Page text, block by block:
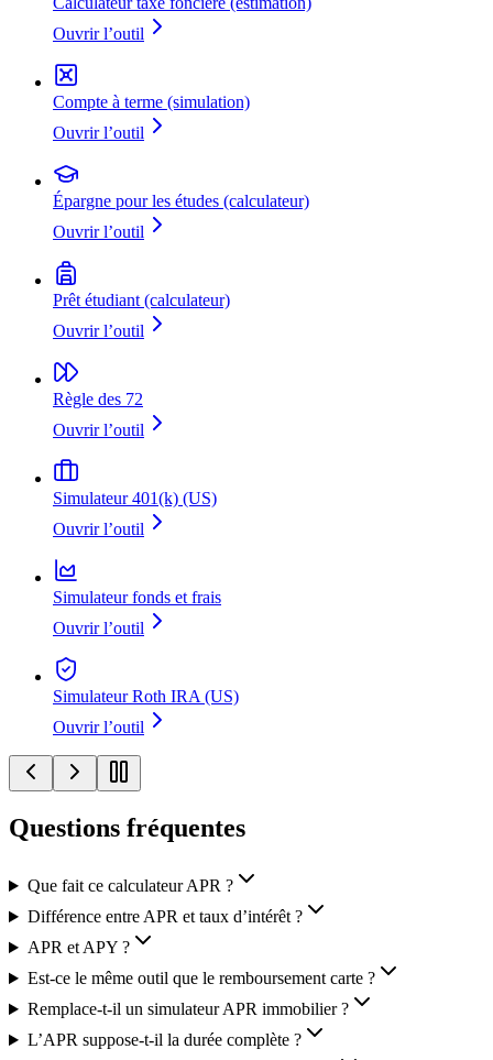
Ouvrir l’outil
Compte à terme (simulation)
Ouvrir l’outil
Épargne pour les études (calculateur)
Ouvrir l’outil
Prêt étudiant (calculateur)
Ouvrir l’outil
Règle des 72
Ouvrir l’outil
Simulateur 401(k) (US)
Ouvrir l’outil
Simulateur fonds et frais
Ouvrir l’outil
Simulateur Roth IRA (US)
Ouvrir l’outil
Questions fréquentes
Que fait ce calculateur APR ?
Différence entre APR et taux d’intérêt ?
APR et APY ?
Est-ce le même outil que le remboursement carte ?
Remplace-t-il un simulateur APR immobilier ?
L’APR suppose-t-il la durée complète ?